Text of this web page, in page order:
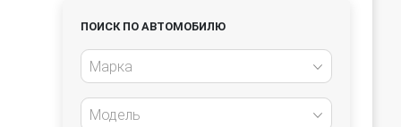
ПОИСК ПО АВТОМОБИЛЮ
Марка
Модель